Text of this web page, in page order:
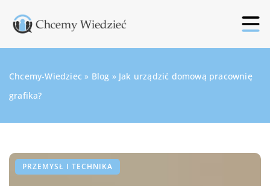
Chcemy-Wiedziec » Blog » Jak urządzić domową pracownię
grafika?
PRZEMYSŁ I TECHNIKA